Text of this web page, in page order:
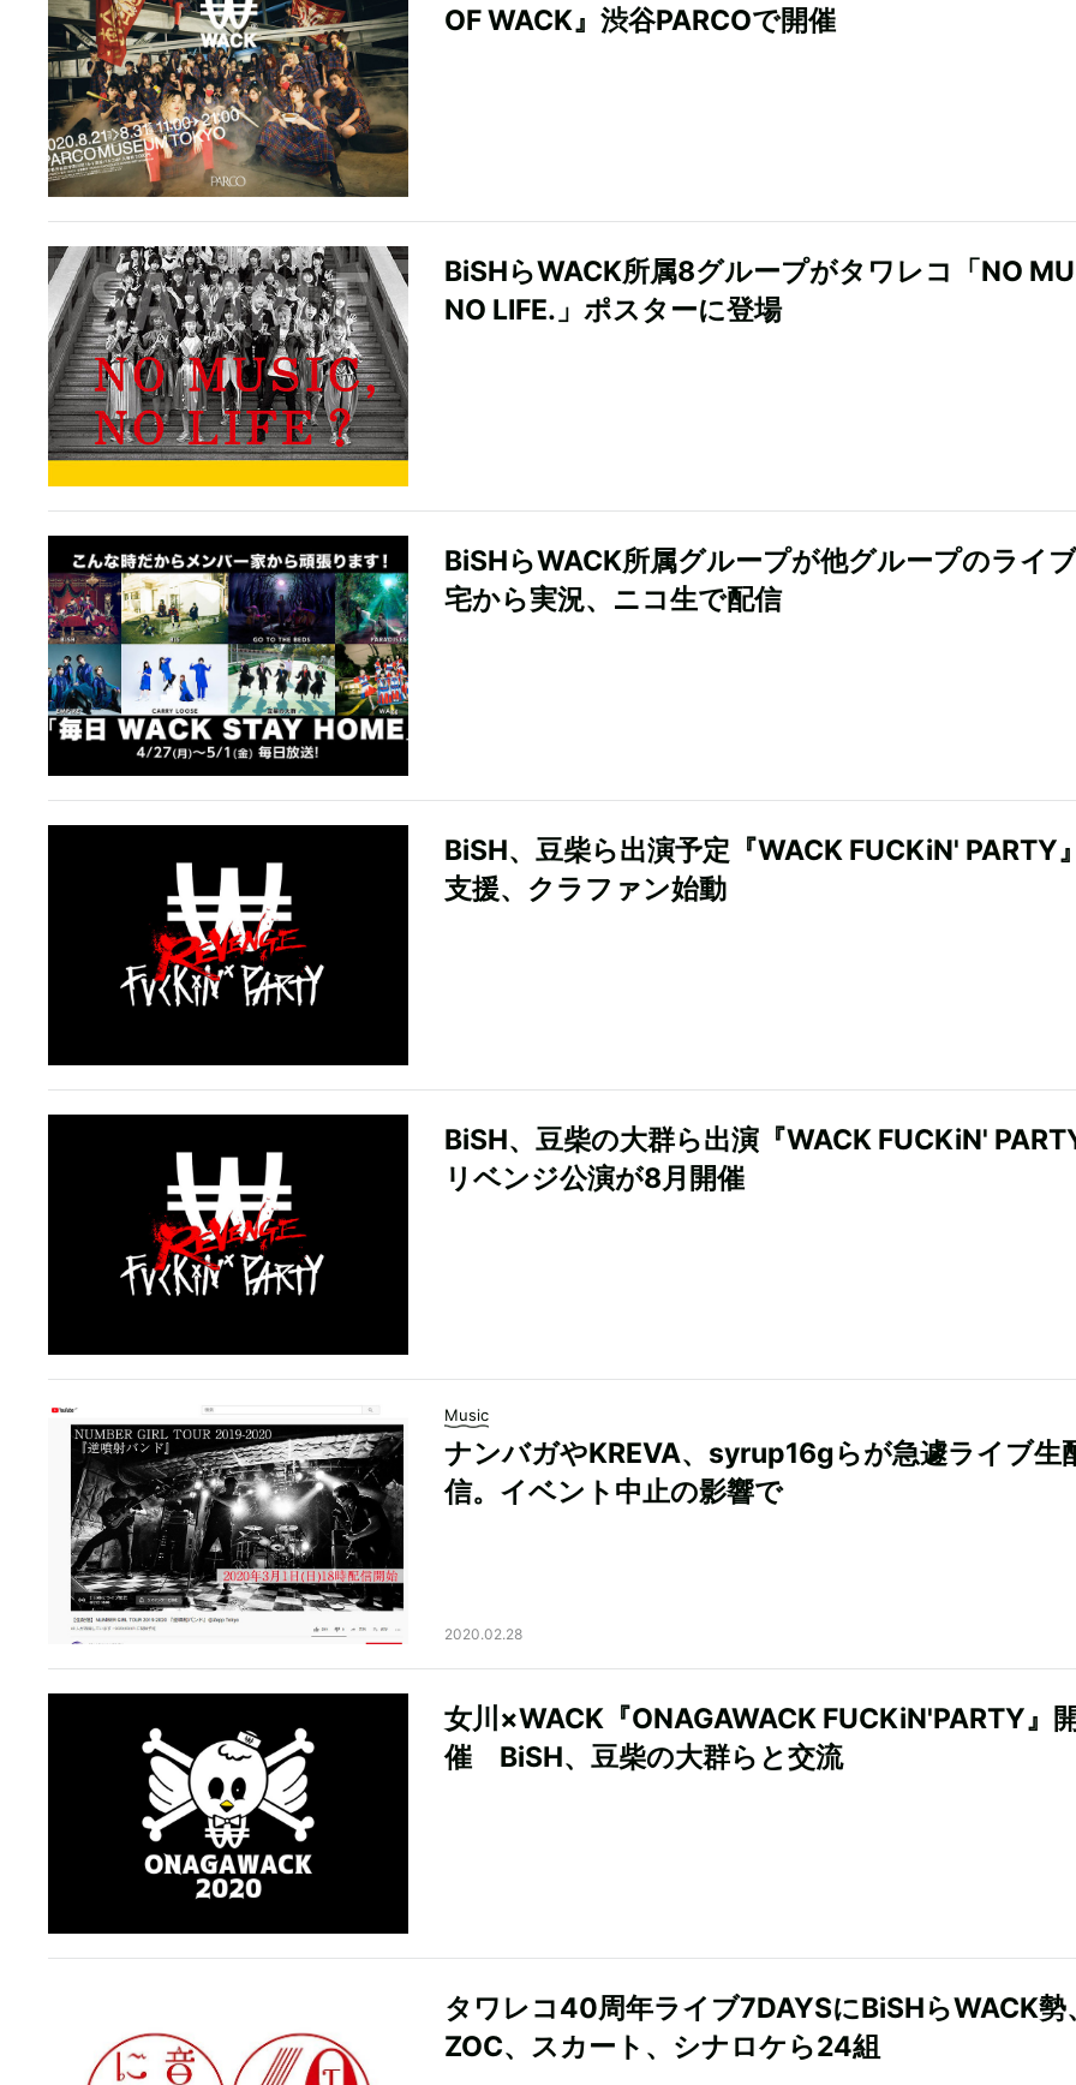
OF WACK』渋谷PARCOで開催
BiSHらWACK所属8グループがタワレコ「NO
NO LIFE.」ポスターに登場
BiSHらWACK所属グループが他グループのライ
宅から実況、ニコ生で配信
BiSH、豆柴ら出演予定『WACK FUCKiN' PARTY
支援、クラファン始動
BiSH、豆柴の大群ら出演『WACK FUCKiN'
リベンジ公演が8月開催
Music
ナンバガやKREVA、syrup16gらが急遽ライブ生
信。イベント中止の影響で
2020.02.28
女川×WACK『ONAGAWACK FUCKiN'PARTY』
催 BiSH、豆柴の大群らと交流
タワレコ40周年ライブ7DAYSにBiSHらWACK勢
ZOC、スカート、シナロケら24組